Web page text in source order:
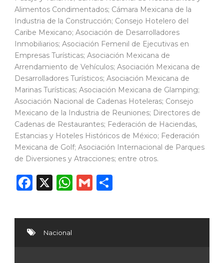
Alimentos Condimentados; Cámara Mexicana de la
Industria de la Construcción; Consejo Hotelero del
Caribe Mexicano; Asociación de Desarrolladores
Inmobiliarios; Asociación Femenil de Ejecutivas en
Empresas Turísticas; Asociación Mexicana de
Arrendamiento de Vehículos; Asociación Mexicana de
Desarrolladores Turísticos; Asociación Mexicana de
Marinas Turísticas; Asociación Mexicana de Glamping;
Asociación Nacional de Cadenas Hoteleras; Consejo
Mexicano de la Industria de Reuniones; Directores de
Cadenas de Restaurantes; Federación de Haciendas,
Estancias y Hoteles Históricos de México; Federación
Mexicana de Golf; Asociación Internacional de Parques
de Diversiones y Atracciones; entre otros.
Facebook
X WhatsApp
Gmail
Nacional